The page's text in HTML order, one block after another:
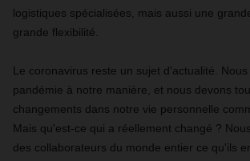
logistiques spécialisées, mais aussi une
grande flexibilité.
Le coronavirus reste un sujet d'actualité.
pandémie à notre manière, et nous devons
changements dans notre vie personnelle
Mais qu'est-ce qui a réellement changé ?
des collaborateurs du monde entier ce qu'ils